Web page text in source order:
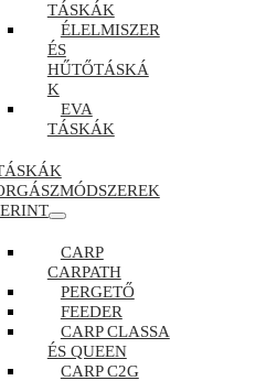
TÁSKÁK
ÉLELMISZER
ÉS
HŰTŐTÁSKÁ
K
EVA
TÁSKÁK
CARP
CARPATH
PERGETŐ
FEEDER
CARP CLASSA
ÉS QUEEN
CARP C2G